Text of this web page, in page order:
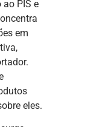
ao PIS e
em
eles.